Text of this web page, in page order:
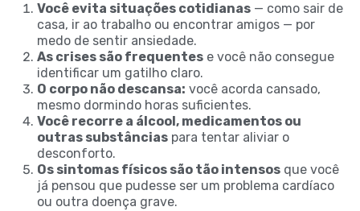
Você evita situações cotidianas — como sair de
casa, ir ao trabalho ou encontrar amigos — por
medo de sentir ansiedade.
As crises são frequentes e você não consegue
identificar um gatilho claro.
O corpo não descansa: você acorda cansado,
mesmo dormindo horas suficientes.
Você recorre a álcool, medicamentos ou
outras substâncias para tentar aliviar o
desconforto.
Os sintomas físicos são tão intensos que você
já pensou que pudesse ser um problema cardíaco
ou outra doença grave.